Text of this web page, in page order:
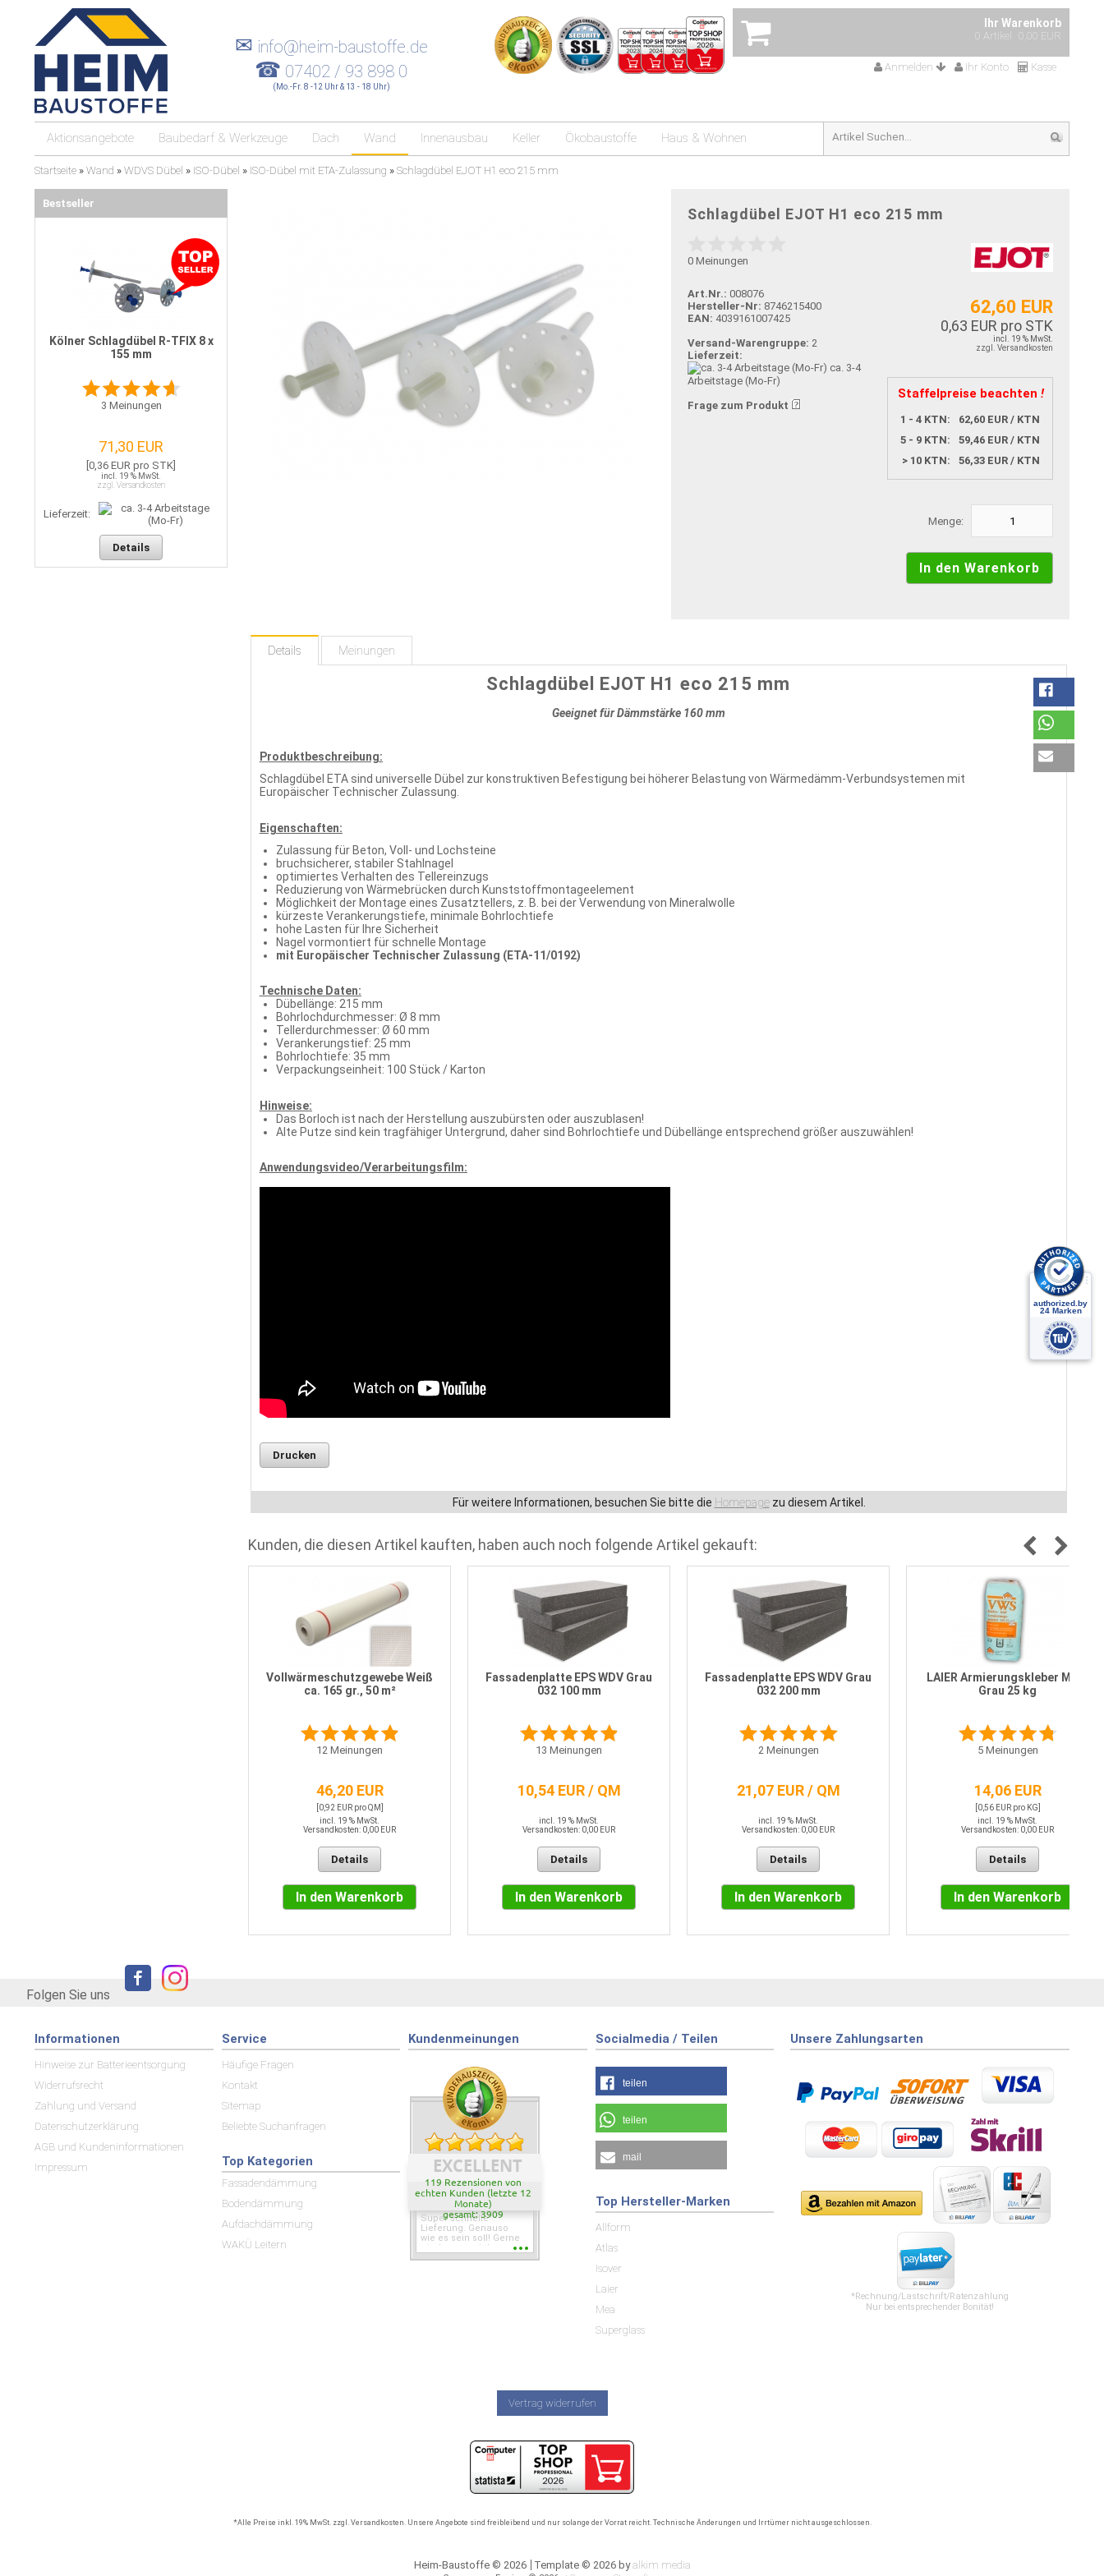
Ihr Warenkorb
0 Artikel 0,00 EUR
Anmelden Ihr Konto Kasse
✉ info@heim-baustoffe.de
☎ 07402 / 93 898 0
(Mo.-Fr. 8 -12 Uhr & 13 - 18 Uhr)
Aktionsangebote Baubedarf & Werkzeuge Dach Wand Innenausbau Keller Ökobaustoffe Haus & Wohnen
Startseite » Wand » WDVS Dübel » ISO-Dübel » ISO-Dübel mit ETA-Zulassung » Schlagdübel EJOT H1 eco 215 mm
Schlagdübel EJOT H1 eco 215 mm
0 Meinungen
62,60 EUR
0,63 EUR pro STK
incl. 19 % MwSt.
zzgl. Versandkosten
Staffelpreise beachten !
1 - 4 KTN:
62,60 EUR / KTN
5 - 9 KTN:
59,46 EUR / KTN
> 10 KTN:
56,33 EUR / KTN
Art.Nr.: 008076
Hersteller-Nr: 8746215400
EAN: 4039161007425
Versand-Warengruppe: 2
Lieferzeit:
ca. 3-4
Arbeitstage (Mo-Fr)
Frage zum Produkt
Menge:
Details Meinungen
Schlagdübel EJOT H1 eco 215 mm
Geeignet für Dämmstärke 160 mm
Produktbeschreibung:
Schlagdübel ETA sind universelle Dübel zur konstruktiven Befestigung bei höherer Belastung von Wärmedämm-Verbundsystemen mit
Europäischer Technischer Zulassung.
Eigenschaften:
Zulassung für Beton, Voll- und Lochsteine
bruchsicherer, stabiler Stahlnagel
optimiertes Verhalten des Tellereinzugs
Reduzierung von Wärmebrücken durch Kunststoffmontageelement
Möglichkeit der Montage eines Zusatztellers, z. B. bei der Verwendung von Mineralwolle
kürzeste Verankerungstiefe, minimale Bohrlochtiefe
hohe Lasten für Ihre Sicherheit
Nagel vormontiert für schnelle Montage
mit Europäischer Technischer Zulassung (ETA-11/0192)
Technische Daten:
Dübellänge: 215 mm
Bohrlochdurchmesser: Ø 8 mm
Tellerdurchmesser: Ø 60 mm
Verankerungstief: 25 mm
Bohrlochtiefe: 35 mm
Verpackungseinheit: 100 Stück / Karton
Hinweise:
Das Borloch ist nach der Herstellung auszubürsten oder auszublasen!
Alte Putze sind kein tragfähiger Untergrund, daher sind Bohrlochtiefe und Dübellänge entsprechend größer auszuwählen!
Anwendungsvideo/Verarbeitungsfilm:
Drucken
Für weitere Informationen, besuchen Sie bitte die Homepagezu diesem Artikel.
Kunden, die diesen Artikel kauften, haben auch noch folgende Artikel gekauft:
Vollwärmeschutzgewebe Weiß
ca. 165 gr., 50 m²
12 Meinungen
46,20 EUR
[0,92 EUR pro QM]
incl. 19 % MwSt.
Versandkosten: 0,00 EUR
Details
In den Warenkorb
Fassadenplatte EPS WDV Grau
032 100 mm
13 Meinungen
10,54 EUR / QM
incl. 19 % MwSt.
Versandkosten: 0,00 EUR
Details
In den Warenkorb
Fassadenplatte EPS WDV Grau
032 200 mm
2 Meinungen
21,07 EUR / QM
incl. 19 % MwSt.
Versandkosten: 0,00 EUR
Details
In den Warenkorb
LAIER Armierungskleber MG II
Grau 25 kg
5Meinungen
14,06 EUR
[0,56 EUR pro KG]
incl. 19 % MwSt.
Versandkosten: 0,00 EUR
Details
In den Warenkorb
Bestseller
Kölner Schlagdübel R-TFIX 8 x
155 mm
3 Meinungen
71,30 EUR
[0,36 EUR pro STK]
incl. 19 % MwSt.
zzgl. Versandkosten
Lieferzeit:
Details
Folgen Sie uns
Informationen
Hinweise zur Batterieentsorgung
Widerrufsrecht
Zahlung und Versand
Datenschutzerklärung
AGB und Kundeninformationen
Impressum
Service
Häufige Fragen
Kontakt
Sitemap
Beliebte Suchanfragen
Top Kategorien
Fassadendämmung
Bodendämmung
Aufdachdämmung
WAKÜ Leitern
Kundenmeinungen
EXCELLENT
119 Rezensionen von
echten Kunden (letzte 12
Monate)
gesamt: 3909
Super schnelle
Lieferung. Genauso
wie es sein soll! Gerne
wieder wenn ich was
Socialmedia / Teilen
teilen
teilen
mail
Unsere Zahlungsarten
*Rechnung/Lastschrift/Ratenzahlung
Nur bei entsprechender Bonität!
Top Hersteller-Marken
Allform
Atlas
Isover
Laier
Mea
Superglass
Vertrag widerrufen
*Alle Preise inkl. 19% MwSt. zzgl. Versandkosten. Unsere Angebote sind freibleibend und nur solange der Vorrat reicht. Technische Änderungen und Irrtümer nicht ausgeschlossen.
Heim-Baustoffe © 2026 Template © 2026 byalkim media